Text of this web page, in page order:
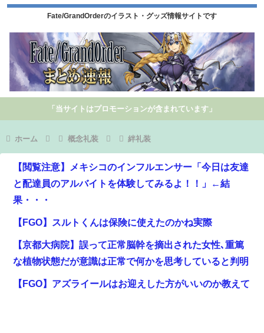
Fate/GrandOrderのイラスト・グッズ情報サイトです
「当サイトはプロモーションが含まれています」
ホーム 概念礼装 絆礼装
【閲覧注意】メキシコのインフルエンサー「今日は友達
と配達員のアルバイトを体験してみるよ！！」←結
果・・・
【FGO】スルトくんは保険に使えたのかね実際
【京都大病院】誤って正常脳幹を摘出された女性､重篤
な植物状態だが意識は正常で何かを思考していると判明
【FGO】アズライールはお迎えした方がいいのか教えて